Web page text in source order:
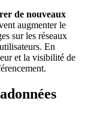
de nouveaux
augmenter le
sur les réseaux
En
et la visibilité de